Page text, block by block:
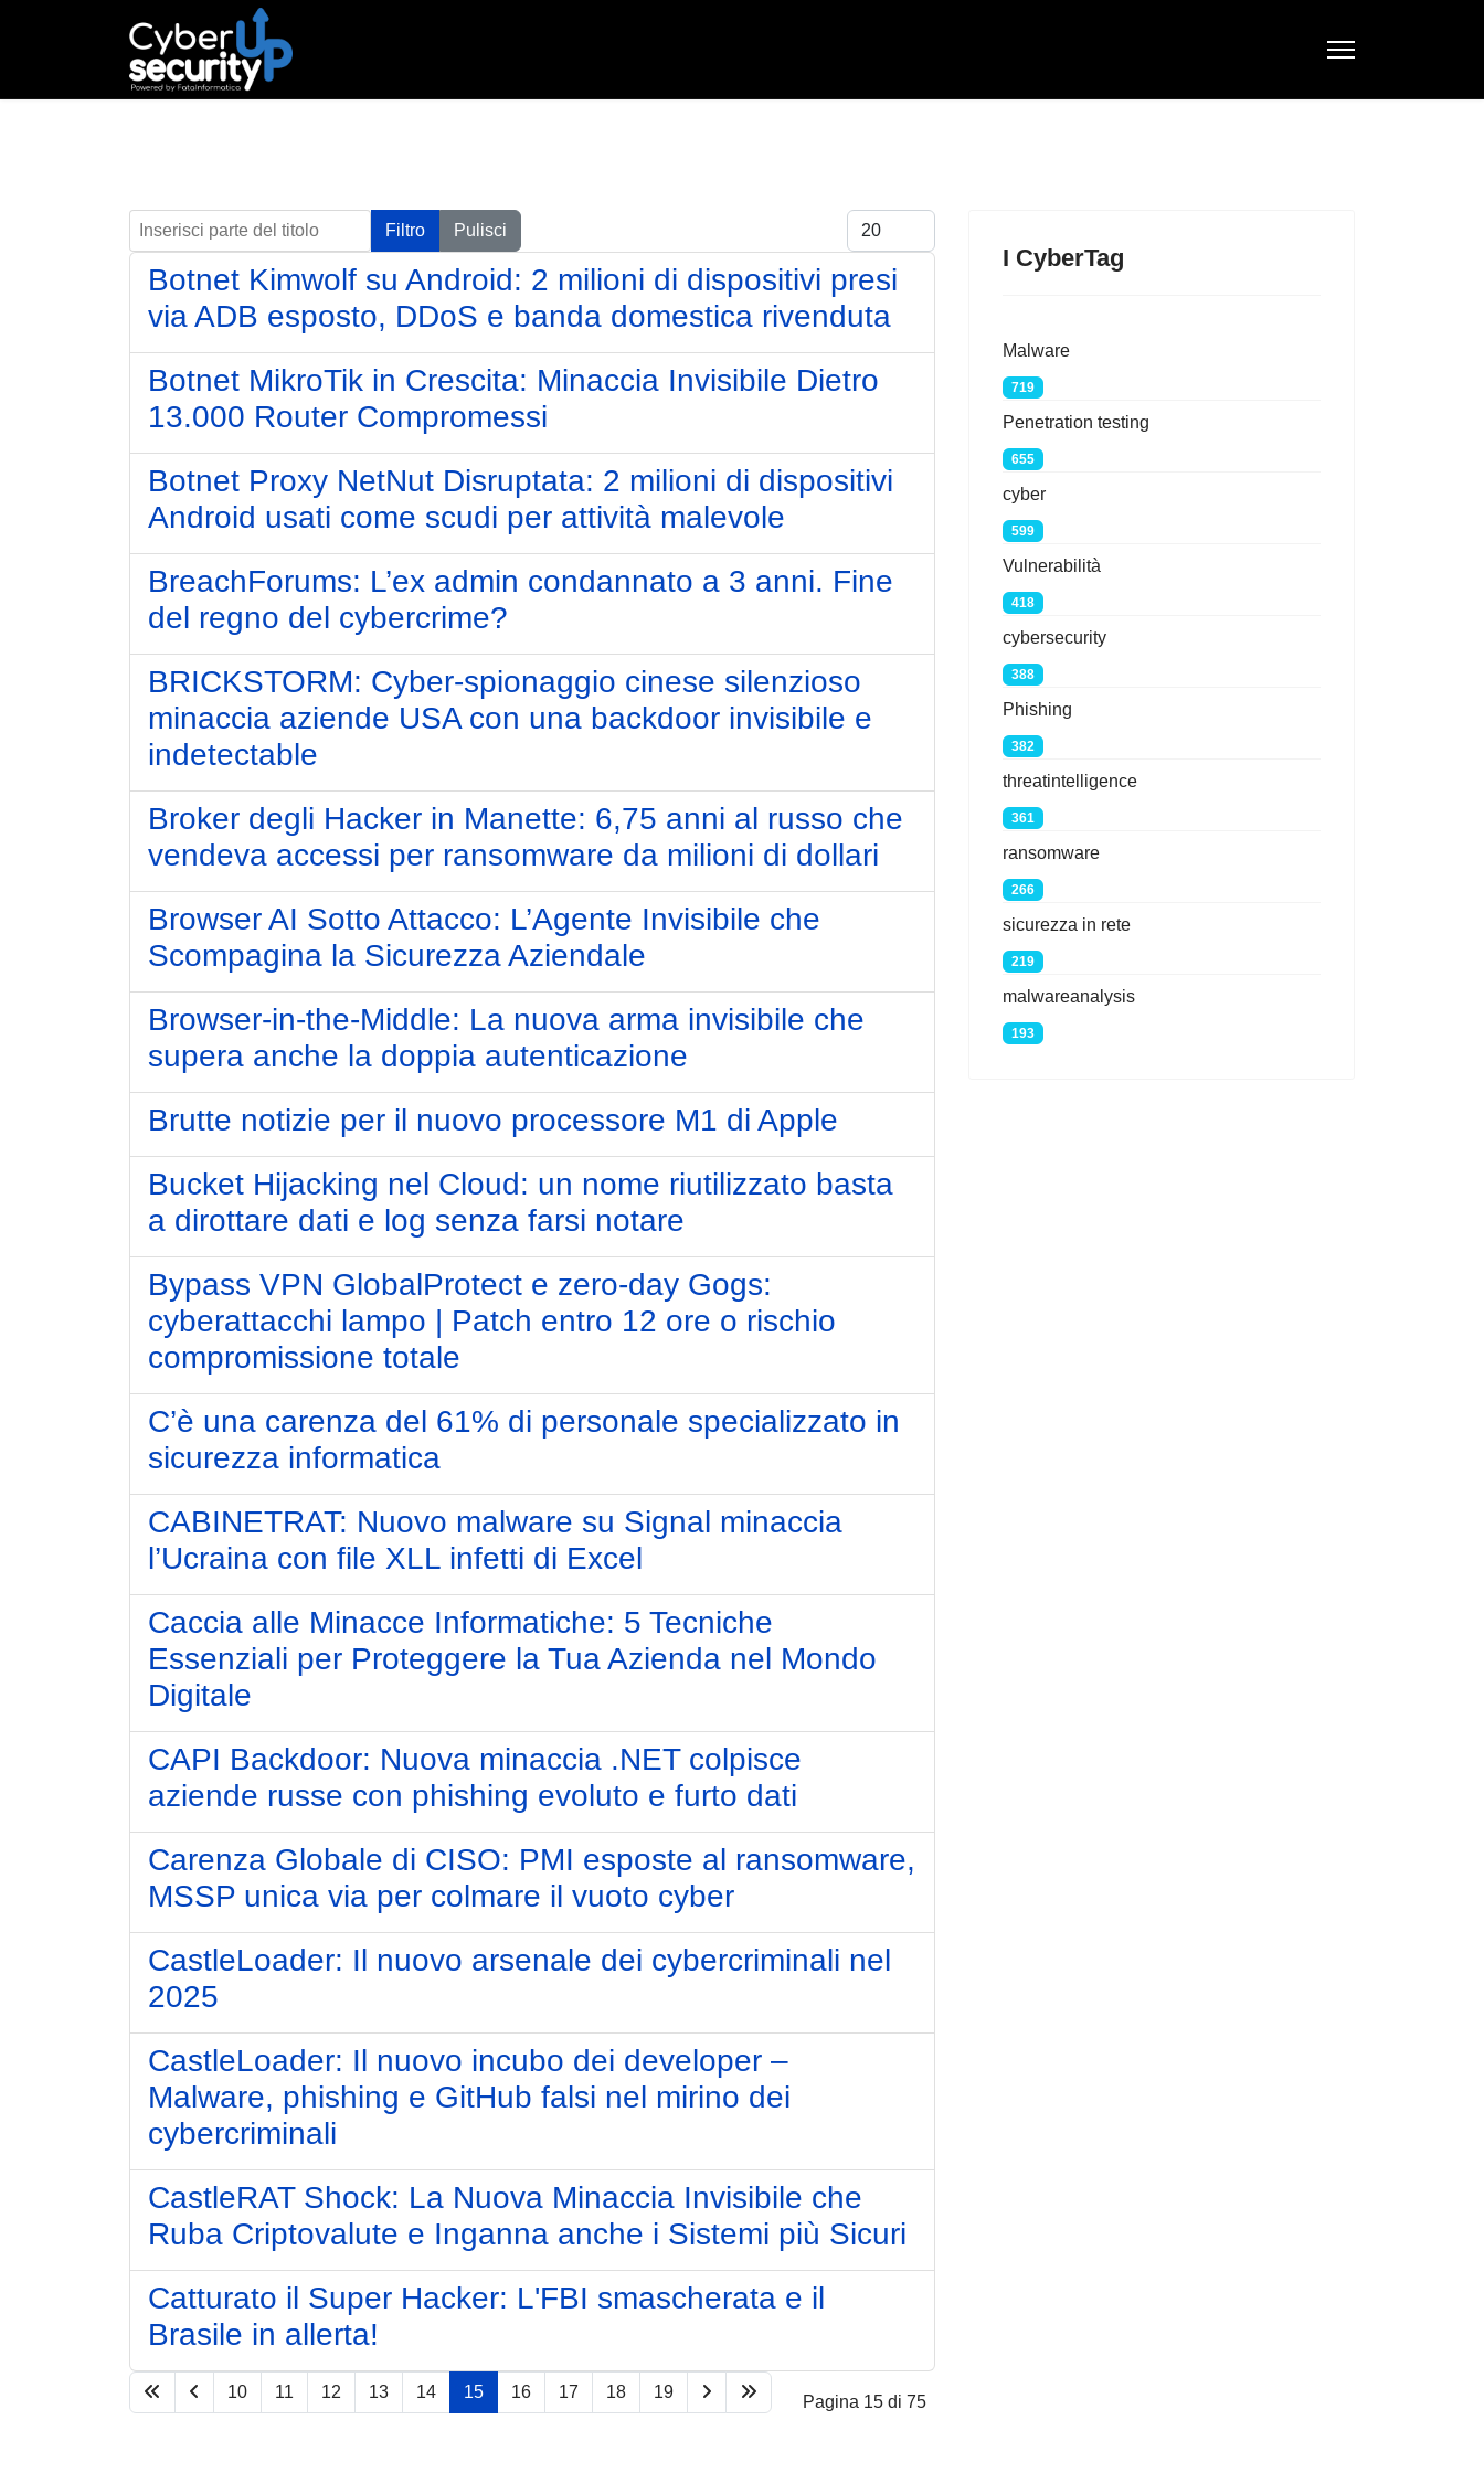
Inserisci parte del titolo Filtro Pulisci Visualizza #
Botnet Kimwolf su Android: 2 milioni di dispositivi presi
via ADB esposto, DDoS e banda domestica rivenduta
Botnet MikroTik in Crescita: Minaccia Invisibile Dietro
13.000 Router Compromessi
Botnet Proxy NetNut Disruptata: 2 milioni di dispositivi
Android usati come scudi per attività malevole
BreachForums: L’ex admin condannato a 3 anni. Fine
del regno del cybercrime?
BRICKSTORM: Cyber-spionaggio cinese silenzioso
minaccia aziende USA con una backdoor invisibile e
indetectable
Broker degli Hacker in Manette: 6,75 anni al russo che
vendeva accessi per ransomware da milioni di dollari
Browser AI Sotto Attacco: L’Agente Invisibile che
Scompagina la Sicurezza Aziendale
Browser-in-the-Middle: La nuova arma invisibile che
supera anche la doppia autenticazione
Brutte notizie per il nuovo processore M1 di Apple
Bucket Hijacking nel Cloud: un nome riutilizzato basta
a dirottare dati e log senza farsi notare
Bypass VPN GlobalProtect e zero-day Gogs:
cyberattacchi lampo | Patch entro 12 ore o rischio
compromissione totale
C’è una carenza del 61% di personale specializzato in
sicurezza informatica
CABINETRAT: Nuovo malware su Signal minaccia
l’Ucraina con file XLL infetti di Excel
Caccia alle Minacce Informatiche: 5 Tecniche
Essenziali per Proteggere la Tua Azienda nel Mondo
Digitale
CAPI Backdoor: Nuova minaccia .NET colpisce
aziende russe con phishing evoluto e furto dati
Carenza Globale di CISO: PMI esposte al ransomware,
MSSP unica via per colmare il vuoto cyber
CastleLoader: Il nuovo arsenale dei cybercriminali nel
2025
CastleLoader: Il nuovo incubo dei developer –
Malware, phishing e GitHub falsi nel mirino dei
cybercriminali
CastleRAT Shock: La Nuova Minaccia Invisibile che
Ruba Criptovalute e Inganna anche i Sistemi più Sicuri
Catturato il Super Hacker: L'FBI smascherata e il
Brasile in allerta!
Pagina 15 di 75
10 11 12 13 14 15 16 17 18 19
I CyberTag
Malware
719
Penetration testing
655
cyber
599
Vulnerabilità
418
cybersecurity
388
Phishing
382
threatintelligence
361
ransomware
266
sicurezza in rete
219
malwareanalysis
193